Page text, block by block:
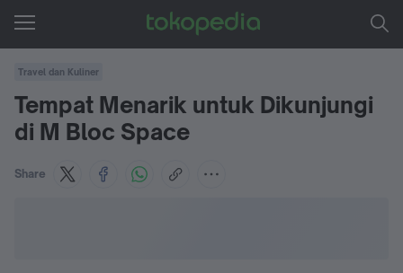
Travel dan Kuliner
Tempat Menarik untuk Dikunjungi
di M Bloc Space
Share